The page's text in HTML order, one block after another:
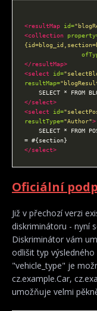
<resultMap id=
<collection
</resultMap>
<select
id=
resultMap=
</select>
<select
id=
resultType="Author">
</select>
Oficiální
Již v přechozí verzi
diskriminátoru - nyní
Diskriminátor vám
odlišit typ
"vehicle_type" je
cz.example.Car,
umožňuje velmi